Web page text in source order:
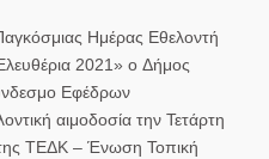
Ημέρας Εθελοντή
2021» ο Δήμος
Εφέδρων
αιμοδοσία την Τετάρτη
ΤΕΔΚ – Ένωση Τοπική